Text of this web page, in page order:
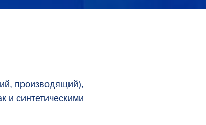
производящий),
и синтетическими